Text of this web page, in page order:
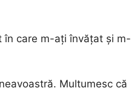
în care m-ați învățat și m-
Mulțumesc că